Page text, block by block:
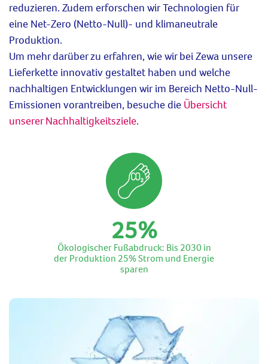
reduzieren. Zudem erforschen wirTechnologien für
eine Net-Zero (Netto-Null)- und klimaneutrale
Produktion.
Um mehr darüber zu erfahren, wie wir bei Zewa unsere
Lieferkette innovativ gestaltet haben und welche
nachhaltigen Entwicklungen wir im Bereich Netto-Null-
Emissionen vorantreiben, besuchedie Übersicht
unserer Nachhaltigkeitsziele.
0
1
2
3
4
5
6
7
0
1
2
3
4
5
6
7
9
%
Ökologischer Fußabdruck: Bis 2030 in
der Produktion 25% Strom und Energie
sparen